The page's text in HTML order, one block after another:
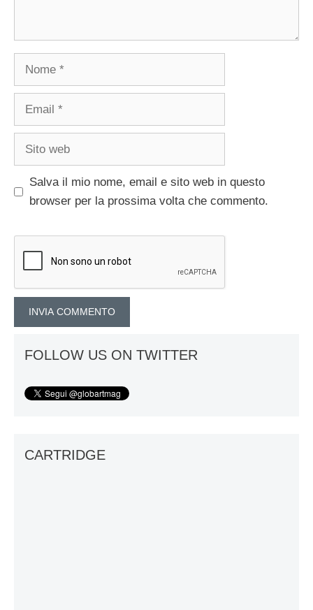
Nome
Email
Sito
Salva il mio nome, email e sito web in questo
browser per la prossima volta che commento.
FOLLOW US ON TWITTER
CARTRIDGE